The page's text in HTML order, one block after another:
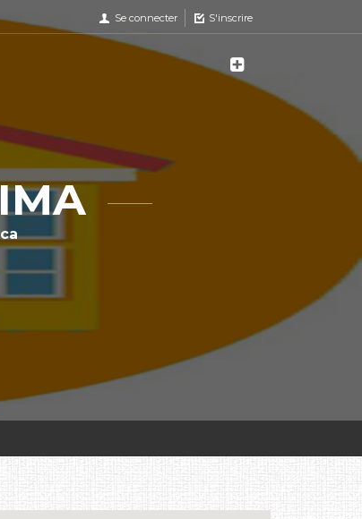
Se connecter S'inscrire